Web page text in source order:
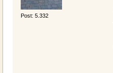
Post: 5.332